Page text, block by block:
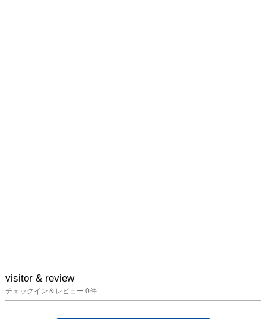
visitor & review
チェックイン＆レビュー 0件